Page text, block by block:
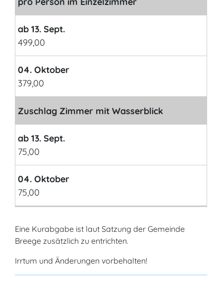
ab 13. Sept.
499,00
04. Oktober
379,00
Zuschlag Zimmer mit Wasserblick
ab 13. Sept.
75,00
04. Oktober
75,00
Eine Kurabgabe ist laut Satzung der Gemeinde
Breege zusätzlich zu entrichten.
Irrtum und Änderungen vorbehalten!